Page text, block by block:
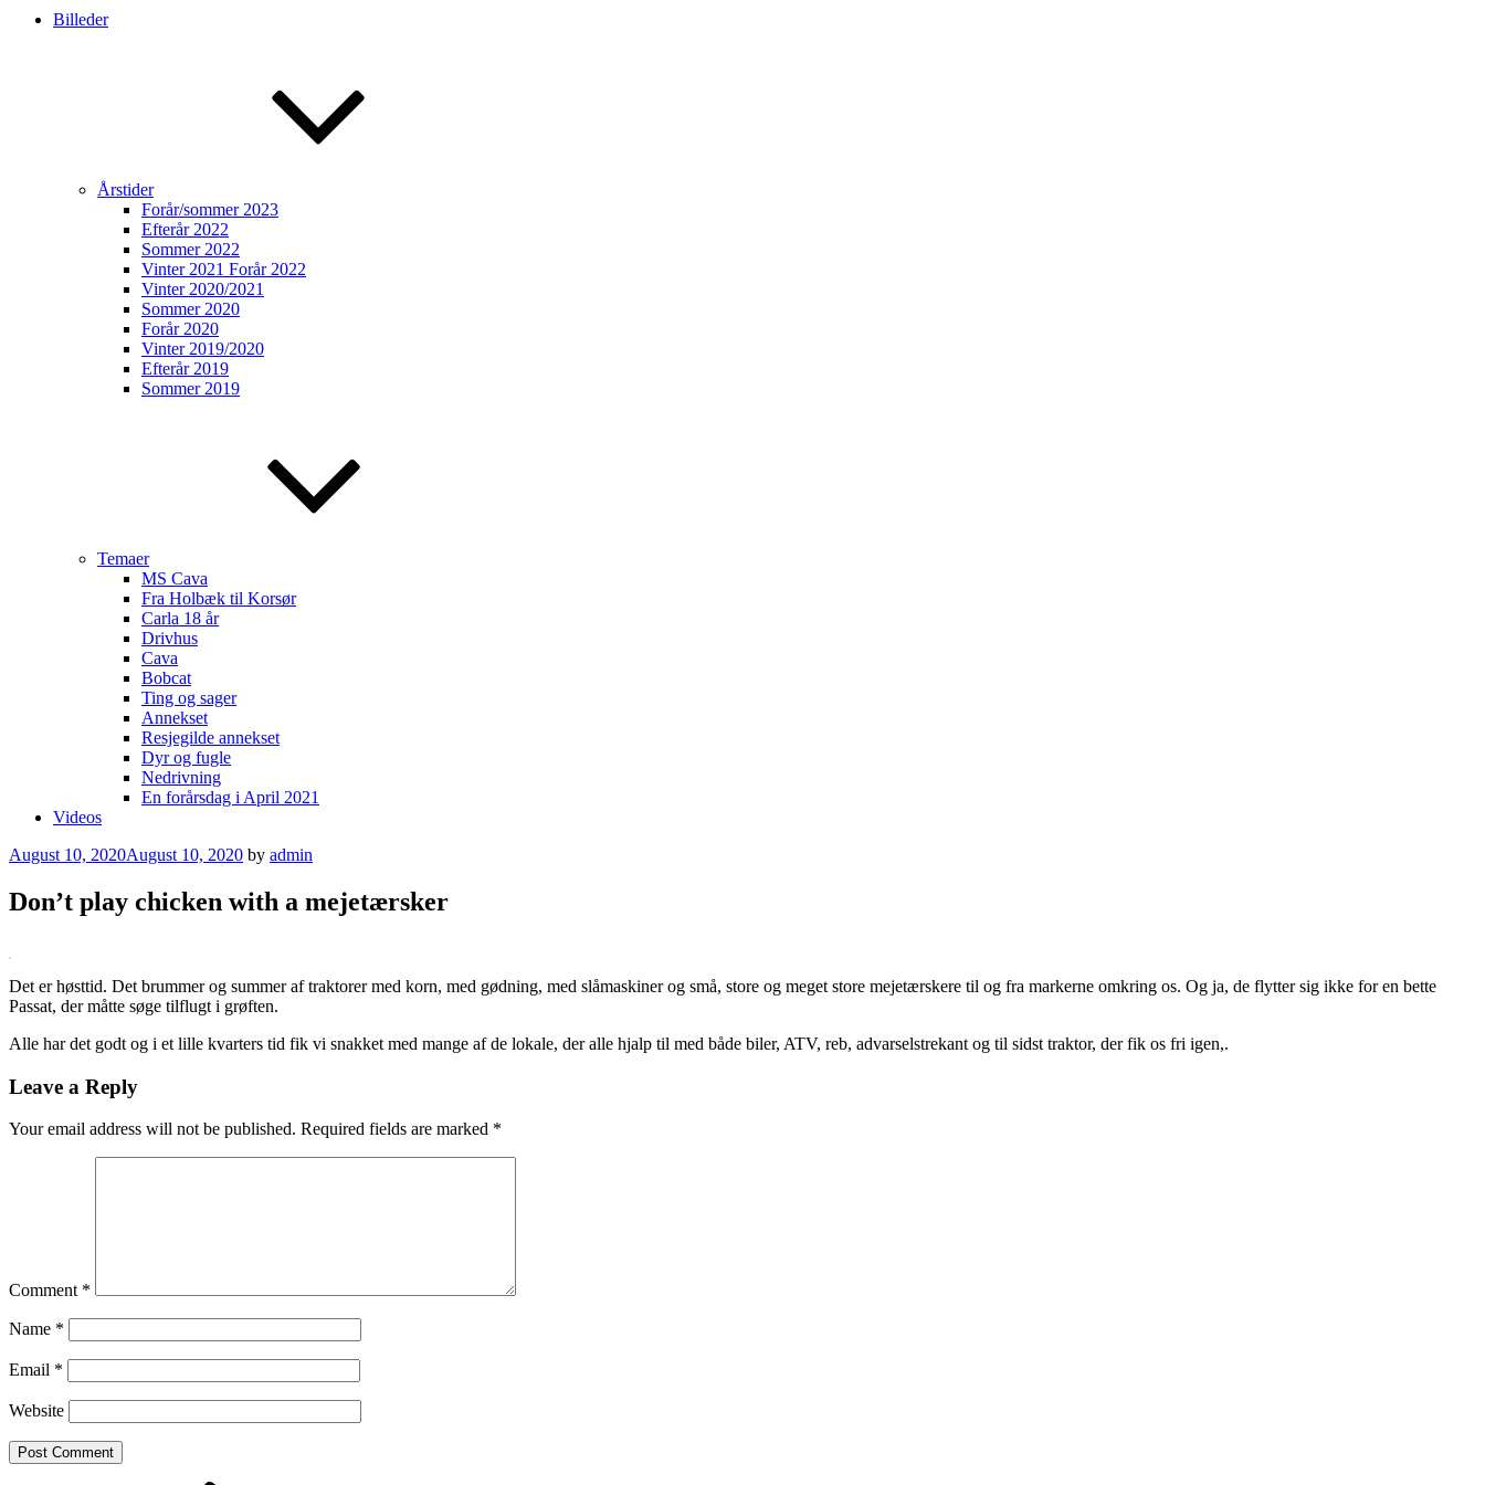
Billeder
Årstider
Forår/sommer 2023
Efterår 2022
Sommer 2022
Vinter 2021 Forår 2022
Vinter 2020/2021
Sommer 2020
Forår 2020
Vinter 2019/2020
Efterår 2019
Sommer 2019
Temaer
MS Cava
Fra Holbæk til Korsør
Carla 18 år
Drivhus
Cava
Bobcat
Ting og sager
Annekset
Resjegilde annekset
Dyr og fugle
Nedrivning
En forårsdag i April 2021
Videos
Posted
August 10, 2020August 10, 2020 by admin
Don’t play chicken with a mejetærsker
Det er høsttid. Det brummer og summer af traktorer med korn, med gødning, med slåmaskiner og små, store og meget store mejetærskere til og fra markerne omkring os. Og ja, de flytter sig ikke for en bette
Passat, der måtte søge tilflugt i grøften.
Alle har det godt og i et lille kvarters tid fik vi snakket med mange af de lokale, der alle hjalp til med både biler, ATV, reb, advarselstrekant og til sidst traktor, der fik os fri igen,.
Leave a Reply
Your email address will not be published. Required fields are marked *
Comment *
Name *
Email *
Website